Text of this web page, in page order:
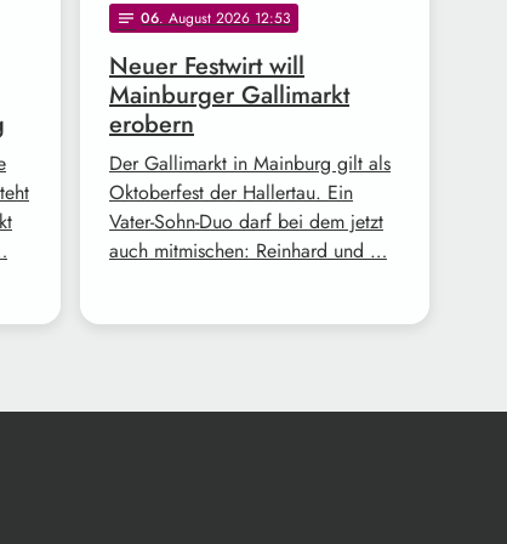
notes 06. August 2026 12:53
Neuer Festwirt will
Mainburger Gallimarkt
erobern
Der Gallimarkt in Mainburg gilt als
Oktoberfest der Hallertau. Ein
Vater-Sohn-Duo darf bei dem jetzt
auch mitmischen: Reinhard und …